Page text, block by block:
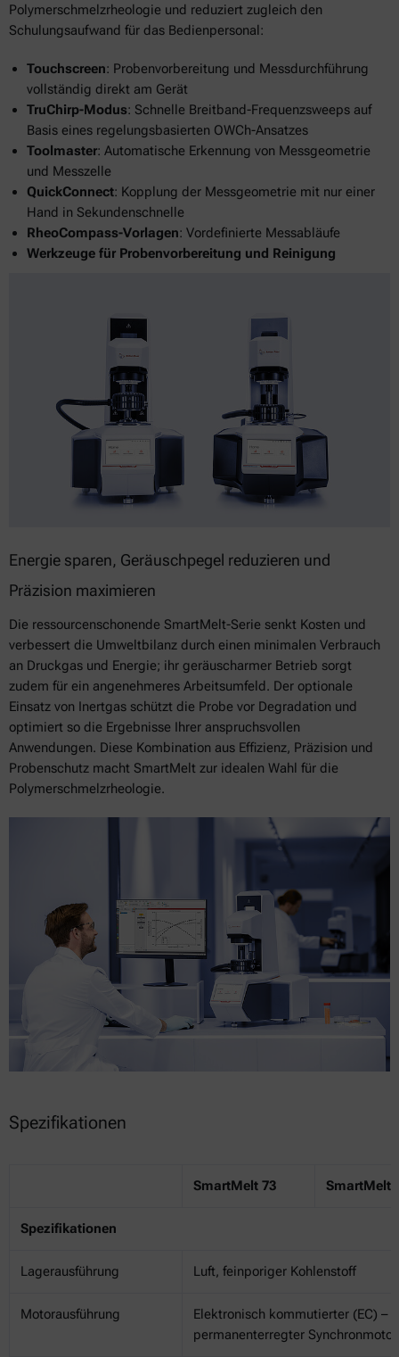
Polymerschmelzrheologie und reduziert zugleich den
Schulungsaufwand für das Bedienpersonal:
Touchscreen: Probenvorbereitung und Messdurchführung
vollständig direkt am Gerät
TruChirp-Modus: Schnelle Breitband-Frequenzsweeps auf
Basis eines regelungsbasierten OWCh-Ansatzes
Toolmaster: Automatische Erkennung von Messgeometrie
und Messzelle
QuickConnect: Kopplung der Messgeometrie mit nur einer
Hand in Sekundenschnelle
RheoCompass-Vorlagen: Vordefinierte Messabläufe
Werkzeuge für Probenvorbereitung und Reinigung
Energie sparen, Geräuschpegel reduzieren und
Präzision maximieren
Die ressourcenschonende SmartMelt-Serie senkt Kosten und
verbessert die Umweltbilanz durch einen minimalen Verbrauch
an Druckgas und Energie; ihr geräuscharmer Betrieb sorgt
zudem für ein angenehmeres Arbeitsumfeld. Der optionale
Einsatz von Inertgas schützt die Probe vor Degradation und
optimiert so die Ergebnisse Ihrer anspruchsvollen
Anwendungen. Diese Kombination aus Effizienz, Präzision und
Probenschutz macht SmartMelt zur idealen Wahl für die
Polymerschmelzrheologie.
Spezifikationen
SmartMelt 73 SmartMelt
Spezifikationen
Lagerausführung Luft, feinporiger Kohlenstoff
Motorausführung
Elektronisch kommutierter (EC) –
permanenterregter Synchronmotor